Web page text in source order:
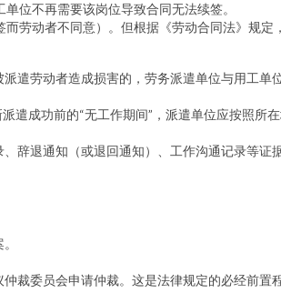
位不再需要该岗位导致合同无法续签。
而劳动者不同意）。但根据《劳动合同法》规定
遣劳动者造成损害的，劳务派遣单位与用工
遣成功前的“无工作期间”，派遣单位应按照
辞退通知（或退回通知）、工作沟通记录等证
裁委员会申请仲裁。这是法律规定的必经前置程